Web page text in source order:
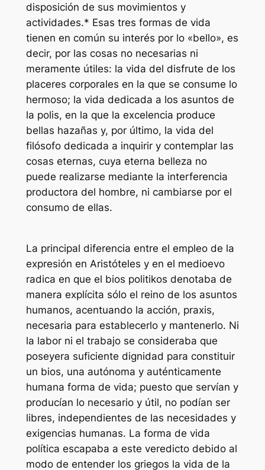
disposición de sus movimientos y
actividades.* Esas tres formas de vida
tienen en común su interés por lo «bello», es
decir, por las cosas no necesarias ni
meramente útiles: la vida del disfrute de los
placeres corporales en la que se consume lo
hermoso; la vida dedicada a los asuntos de
la polis, en la que la excelencia produce
bellas hazañas y, por último, la vida del
filósofo dedicada a inquirir y contemplar las
cosas eternas, cuya eterna belleza no
puede realizarse mediante la interferencia
productora del hombre, ni cambiarse por el
consumo de ellas.
La principal diferencia entre el empleo de la
expresión en Aristóteles y en el medioevo
radica en que el bios politikos denotaba de
manera explícita sólo el reino de los asuntos
humanos, acentuando la acción, praxis,
necesaria para establecerlo y mantenerlo. Ni
la labor ni el trabajo se consideraba que
poseyera suficiente dignidad para constituir
un bios, una autónoma y auténticamente
humana forma de vida; puesto que servían y
producían lo necesario y útil, no podían ser
libres, independientes de las necesidades y
exigencias humanas. La forma de vida
política escapaba a este veredicto debido al
modo de entender los griegos la vida de la